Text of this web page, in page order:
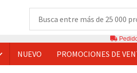
NUEVO PROMOCIONES DE